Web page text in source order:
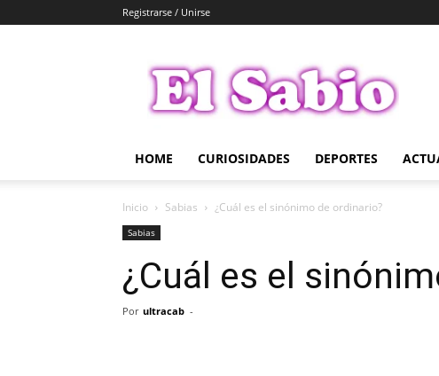
Registrarse / Unirse
Sabio
HOME CURIOSIDADES DEPORTES
Inicio Sabias ¿Cuál es el sinónimo de ordinario?
Sabias
¿Cuál es el
Por ultracab -